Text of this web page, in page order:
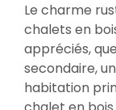
Le charme
chalets en
appréciés,
secondaire,
habitation